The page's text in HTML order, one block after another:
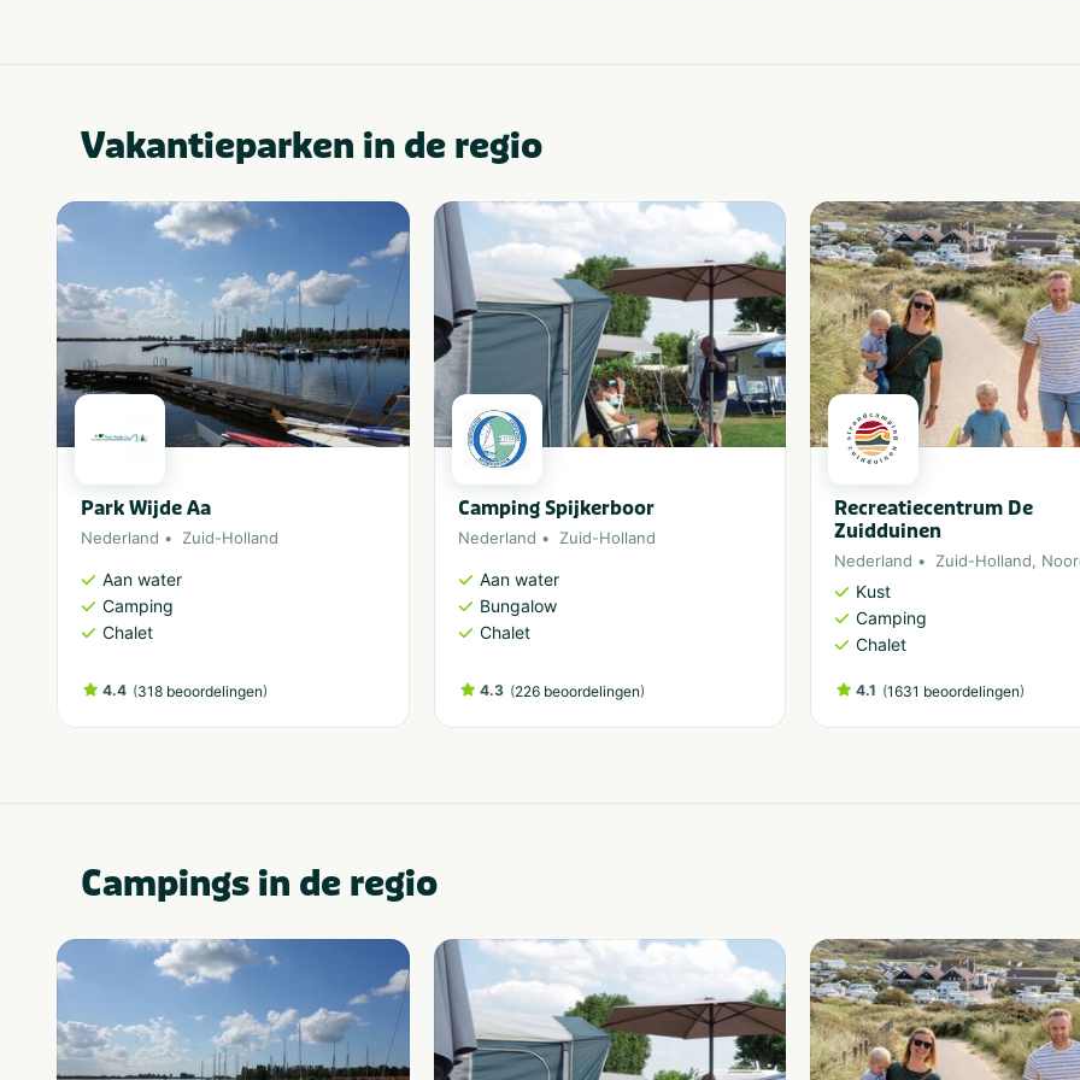
Vakantieparken in de regio
Park Wijde Aa
Nederland Zuid-Holland
Aan water
Camping
Chalet
4.4 (318 beoordelingen)
Camping Spijkerboor
Nederland Zuid-Holland
Aan water
Bungalow
Chalet
4.3 (226 beoordelingen)
Recreatiecentrum De
Zuidduinen
Nederland Zuid-Holland,
Kust
Camping
Chalet
4.1 (1631 beoordelingen)
Campings in de regio